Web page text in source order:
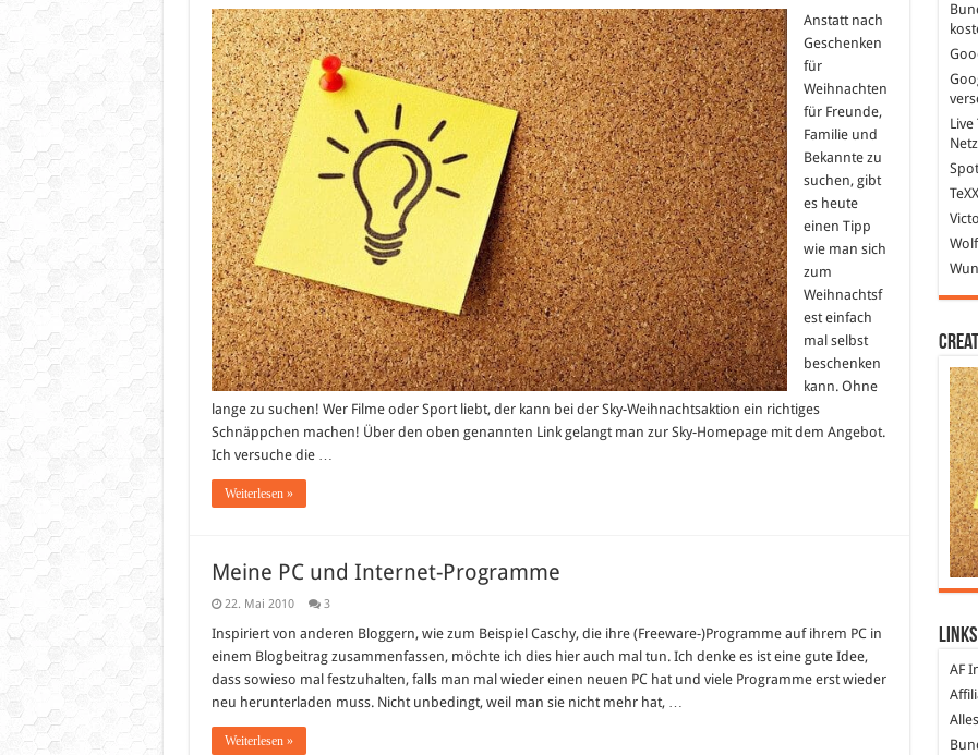
Sky
Weihnachtspaket
–
sich
einfach
mal
selbst
beschenken!
Anstatt nach
Geschenken
für
Weihnachten
für Freunde,
Familie und
Bekannte zu
suchen, gibt
es heute
einen Tipp
wie man sich
zum
Weihnachtsf
est einfach
mal selbst
beschenken
kann. Ohne
lange zu suchen! Wer Filme oder Sport liebt, der kann bei der Sky-Weihnachtsaktion ein richtiges
Schnäppchen machen! Über den oben genannten Link gelangt man zur Sky-Homepage mit dem Angebot.
Ich versuche die …
Weiterlesen »
Meine PC und Internet-Programme
22. Mai 2010 3
Inspiriert von anderen Bloggern, wie zum Beispiel Caschy, die ihre (Freeware-)Programme auf ihrem PC in
einem Blogbeitrag zusammenfassen, möchte ich dies hier auch mal tun. Ich denke es ist eine gute Idee,
dass sowieso mal festzuhalten, falls man mal wieder einen neuen PC hat und viele Programme erst wieder
neu herunterladen muss. Nicht unbedingt, weil man sie nicht mehr hat, …
Weiterlesen »
Live
Netz
Links
AF